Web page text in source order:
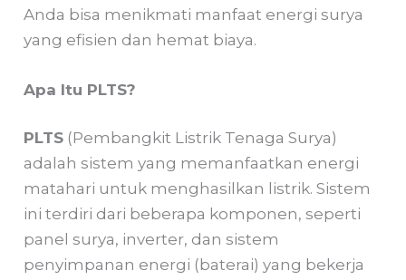
Anda bisa menikmati manfaat energi surya
yang efisien dan hemat biaya.
Apa Itu PLTS?
PLTS (Pembangkit Listrik Tenaga Surya)
adalah sistem yang memanfaatkan energi
matahari untuk menghasilkan listrik. Sistem
ini terdiri dari beberapa komponen, seperti
panel surya, inverter, dan sistem
penyimpanan energi (baterai) yang bekerja